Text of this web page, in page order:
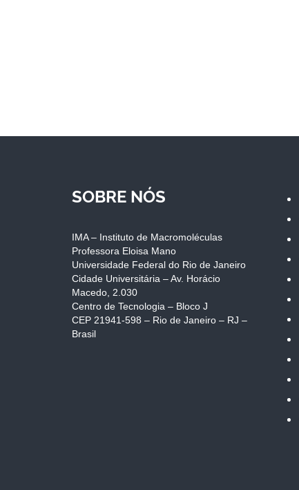
SOBRE NÓS
IMA – Instituto de Macromoléculas
Professora Eloisa Mano
Universidade Federal do Rio de Janeiro
Cidade Universitária – Av. Horácio
Macedo, 2.030
Centro de Tecnologia – Bloco J
CEP 21941-598 – Rio de Janeiro – RJ –
Brasil